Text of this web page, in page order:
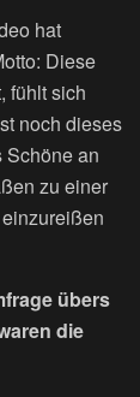
hat
Diese
fühlt sich
noch dieses
Schöne an
zu einer
übers
die